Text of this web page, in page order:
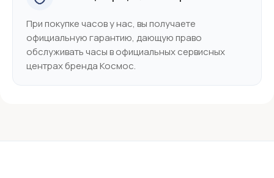
При покупке часов у нас, вы получаете
официальную гарантию, дающую право
обслуживать часы в официальных сервисных
центрах бренда Космос.